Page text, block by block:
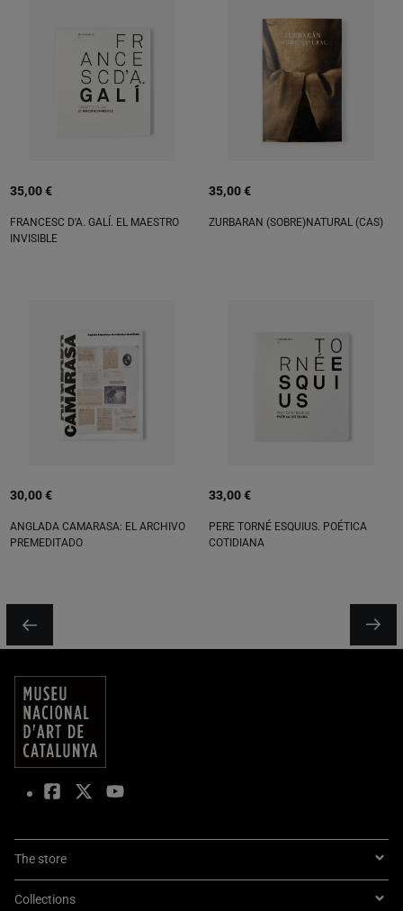
35,00 €
FRANCESC D'A. GALÍ. EL MAESTRO
INVISIBLE
35,00 €
ZURBARAN (SOBRE)NATURAL (CAS)
30,00 €
ANGLADA CAMARASA: EL ARCHIVO
PREMEDITADO
33,00 €
PERE TORNÉ ESQUIUS. POÉTICA
COTIDIANA
The store
Collections